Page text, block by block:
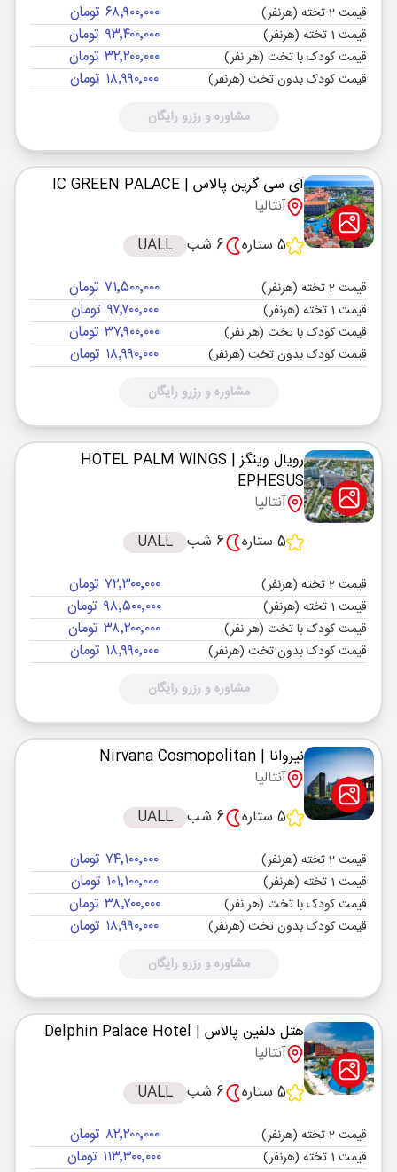
قیمت 2 تخته (هرنفر) ۶۸٬۹۰۰٬۰۰۰ تومان
قیمت 1 تخته (هرنفر) ۹۳٬۴۰۰٬۰۰۰ تومان
قیمت کودک با تخت (هر نفر) ۳۲٬۲۰۰٬۰۰۰ تومان
قیمت کودک بدون تخت (هرنفر) ۱۸٬۹۹۰٬۰۰۰ تومان
مشاوره و رزرو رایگان
آی سی گرین پالاس | IC GREEN PALACE
آنتالیا
5 ستاره
6 شب UALL
قیمت 2 تخته (هرنفر) ۷۱٬۵۰۰٬۰۰۰ تومان
قیمت 1 تخته (هرنفر) ۹۷٬۷۰۰٬۰۰۰ تومان
قیمت کودک با تخت (هر نفر) ۳۷٬۹۰۰٬۰۰۰ تومان
قیمت کودک بدون تخت (هرنفر) ۱۸٬۹۹۰٬۰۰۰ تومان
مشاوره و رزرو رایگان
رویال وینگز | HOTEL PALM WINGS
EPHESUS
آنتالیا
5 ستاره
6 شب UALL
قیمت 2 تخته (هرنفر) ۷۲٬۳۰۰٬۰۰۰ تومان
قیمت 1 تخته (هرنفر) ۹۸٬۵۰۰٬۰۰۰ تومان
قیمت کودک با تخت (هر نفر) ۳۸٬۲۰۰٬۰۰۰ تومان
قیمت کودک بدون تخت (هرنفر) ۱۸٬۹۹۰٬۰۰۰ تومان
مشاوره و رزرو رایگان
نیروانا | Nirvana Cosmopolitan
آنتالیا
5 ستاره
6 شب UALL
قیمت 2 تخته (هرنفر) ۷۴٬۱۰۰٬۰۰۰ تومان
قیمت 1 تخته (هرنفر) ۱۰۱٬۱۰۰٬۰۰۰ تومان
قیمت کودک با تخت (هر نفر) ۳۸٬۷۰۰٬۰۰۰ تومان
قیمت کودک بدون تخت (هرنفر) ۱۸٬۹۹۰٬۰۰۰ تومان
مشاوره و رزرو رایگان
هتل دلفین پالاس | Delphin Palace Hotel
آنتالیا
5 ستاره
6 شب UALL
قیمت 2 تخته (هرنفر) ۸۲٬۲۰۰٬۰۰۰ تومان
قیمت 1 تخته (هرنفر) ۱۱۳٬۳۰۰٬۰۰۰ تومان